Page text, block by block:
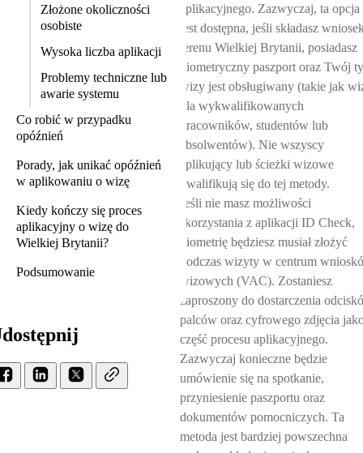
Złożone okoliczności
osobiste
Wysoka liczba aplikacji
Problemy techniczne lub
awarie systemu
Co robić w przypadku
opóźnień
Porady, jak unikać opóźnień
w aplikowaniu o wizę
Kiedy kończy się proces
aplikacyjny o wizę do
Wielkiej Brytanii?
Podsumowanie
aplikacyjnego. Zazwyczaj, ta opcja
jest dostępna, jeśli składasz
terenu Wielkiej Brytanii, posiadasz
biometryczny paszport oraz Twój
wizy jest obsługiwany (takie jak
dla wykwalifikowanych
pracowników, studentów lub
absolwentów). Nie wszyscy
aplikujący lub ścieżki wizowe
kwalifikują się do tej metody.
Jeśli nie masz możliwości
skorzystania z aplikacji ID Check,
biometrię będziesz musiał złożyć
podczas wizyty w centrum
wizowych (VAC). Zostaniesz
zaproszony do dostarczenia
palców oraz cyfrowego zdjęcia
część procesu aplikacyjnego.
Zazwyczaj konieczne będzie
umówienie się na spotkanie,
przyniesienie paszportu oraz
dokumentów pomocniczych. Ta
metoda jest bardziej powszechna